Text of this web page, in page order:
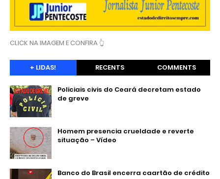
CLICK NA IMAGEM E CONFIRA 👆
+ LIDAS! RECENTS COMMENTS
Policiais civis do Ceará decretam estado
de greve
Homem presencia crueldade e reverte
situação – Vídeo
Banco do Brasil encerra caartão de crédito